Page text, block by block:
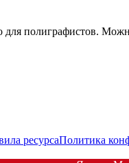
полиграфистов.
ресурсаПолитика